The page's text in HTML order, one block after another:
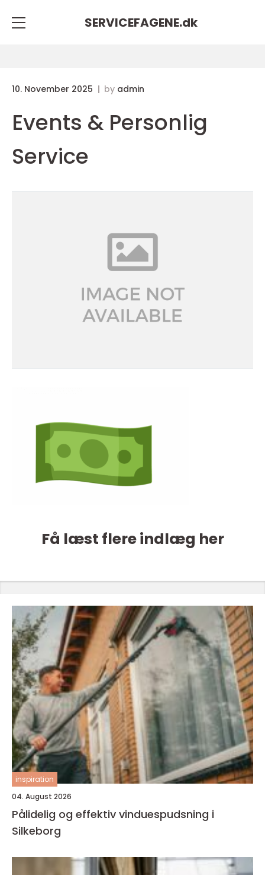
SERVICEFAGENE.dk
10. November 2025 by admin
Events & Personlig
Service
Få læst flere indlæg her
inspiration
04. August 2026
Pålidelig og effektiv vinduespudsning i
Silkeborg